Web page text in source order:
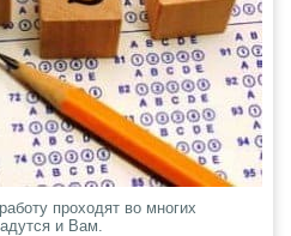
проходят во многих
и Вам.